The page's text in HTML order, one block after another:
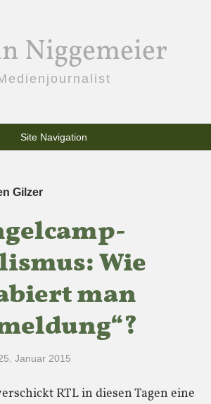
Niggemeier
Site Navigation
Gilzer
Wie
man
Januar 2015
RTL in diesen Tagen eine